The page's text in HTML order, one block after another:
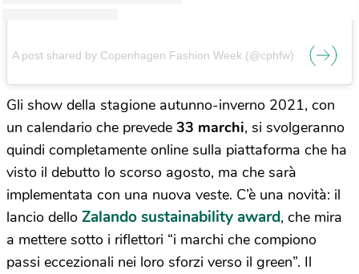
A post shared by Copenhagen Fashion Week (@cphfw)
Gli show della stagione autunno-inverno 2021, con
un calendario che prevede 33 marchi, si svolgeranno
quindi completamente online sulla piattaforma che ha
visto il debutto lo scorso agosto, ma che sarà
implementata con una nuova veste. C’è una novità: il
lancio dello Zalando sustainability award, che mira
a mettere sotto i riflettori “i marchi che compiono
passi eccezionali nei loro sforzi verso il green”. Il